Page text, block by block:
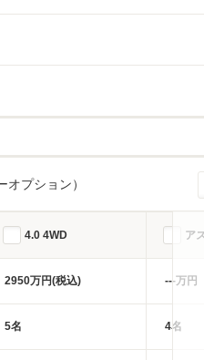
プション）
4.0 4WD ア
2950万円(税込) ---万円
5名 4名